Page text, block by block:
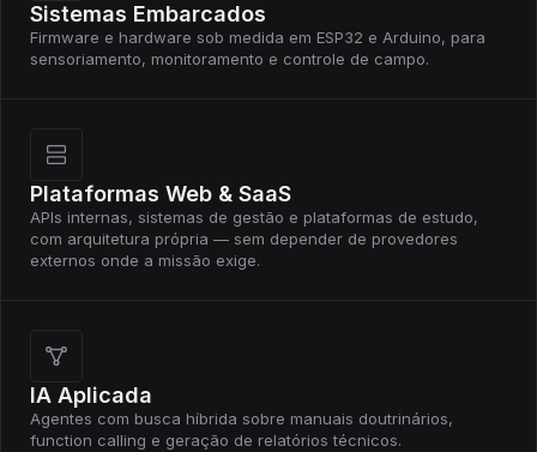
Sistemas Embarcados
Firmware e hardware sob medida em ESP32 e Arduino, para
sensoriamento, monitoramento e controle de campo.
Plataformas Web & SaaS
APIs internas, sistemas de gestão e plataformas de estudo,
com arquitetura própria — sem depender de provedores
externos onde a missão exige.
IA Aplicada
Agentes com busca híbrida sobre manuais doutrinários,
function calling e geração de relatórios técnicos.